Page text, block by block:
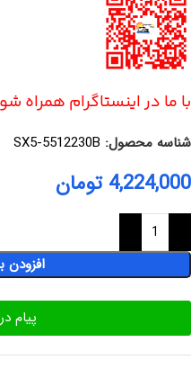
با ما در اینستاگرام همراه
شناسه محصول: SX5-5512230B
4,224,000 تومان
افزودن
پیام